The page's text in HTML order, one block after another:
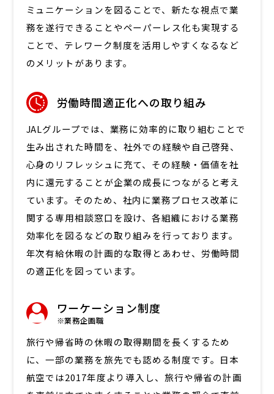
ミュニケーションを図ることで、新たな視点で業
務を遂行できることやペーパーレス化も実現する
ことで、テレワーク制度を活用しやすくなるなど
のメリットがあります。
労働時間適正化への取り組み
JALグループでは、業務に効率的に取り組むことで
生み出された時間を、社外での経験や自己啓発、
心身のリフレッシュに充て、その経験・価値を社
内に還元することが企業の成長につながると考え
ています。そのため、社内に業務プロセス改革に
関する専用相談窓口を設け、各組織における業務
効率化を図るなどの取り組みを行っております。
年次有給休暇の計画的な取得とあわせ、労働時間
の適正化を図っています。
ワーケーション制度
※業務企画職
旅行や帰省時の休暇の取得期間を長くするため
に、一部の業務を旅先でも認める制度です。日本
航空では2017年度より導入し、旅行や帰省の計画